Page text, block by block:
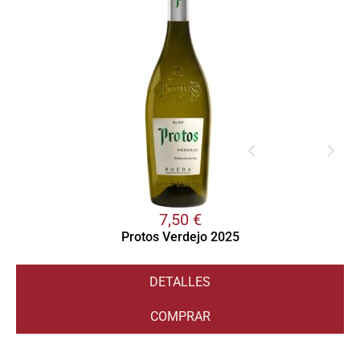
7,50 €
Protos Verdejo 2025
DETALLES
COMPRAR